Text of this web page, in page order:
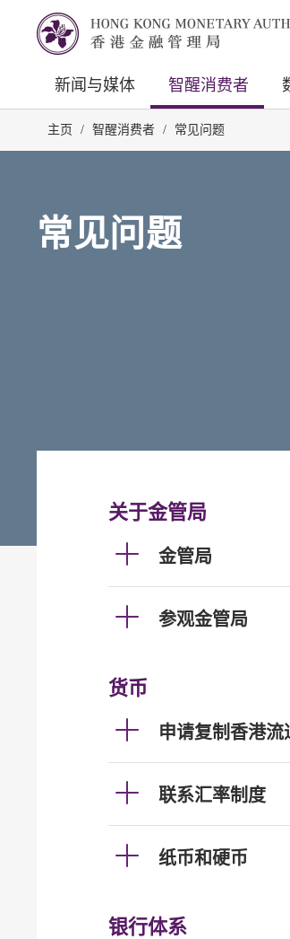
新闻与媒体 智醒消费者
主页 / 智醒消费者 / 常见问题
常见问题
关于金管局
金管局
参观金管局
货币
申请复制香港流
联系汇率制度
纸币和硬币
银行体系